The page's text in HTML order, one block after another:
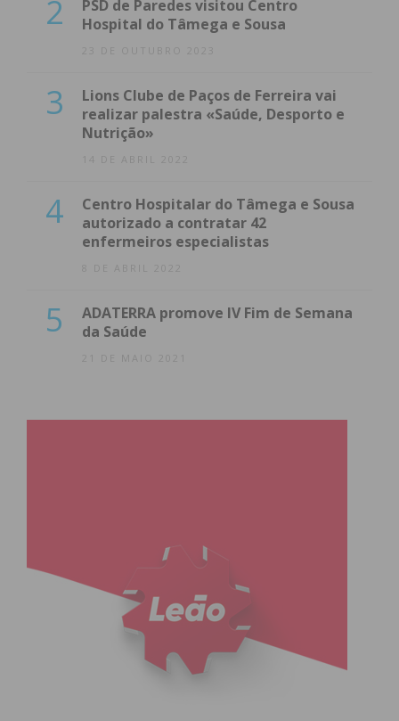
2
PSD de Paredes visitou Centro
Hospital do Tâmega e Sousa
23 DE OUTUBRO 2023
3
Lions Clube de Paços de Ferreira vai
realizar palestra «Saúde, Desporto e
Nutrição»
14 DE ABRIL 2022
4
Centro Hospitalar do Tâmega e Sousa
autorizado a contratar 42
enfermeiros especialistas
8 DE ABRIL 2022
5
ADATERRA promove IV Fim de Semana
da Saúde
21 DE MAIO 2021